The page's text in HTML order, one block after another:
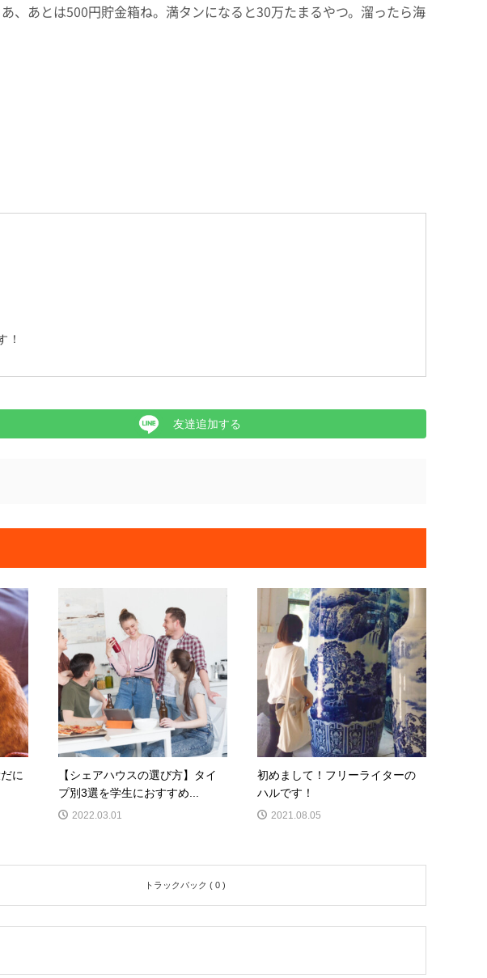
、あとは500円貯金箱ね。満タンになると30万たまるやつ。溜ったら海
！
友達追加する
に
【シェアハウスの選び方】タイ
プ別3選を学生におすすめ...
2022.03.01
初めまして！フリーライターの
ハルです！
2021.08.05
トラックバック ( 0 )